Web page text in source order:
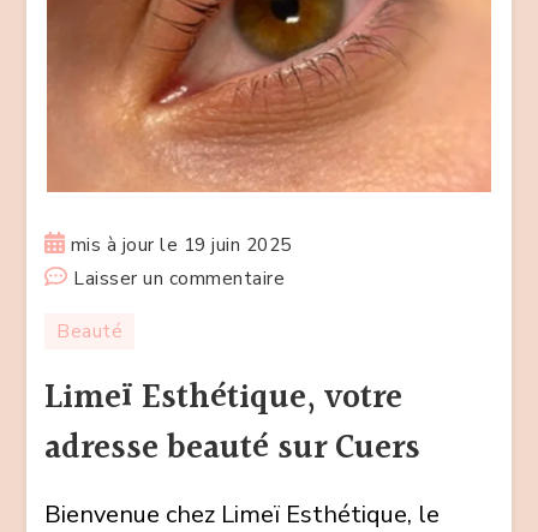
mis à jour le 19 juin 2025
Laisser un commentaire
adresse
beauté
Cuers
Beauté
Limeï Esthétique, votre
adresse beauté sur Cuers
Bienvenue chez Limeï Esthétique, le